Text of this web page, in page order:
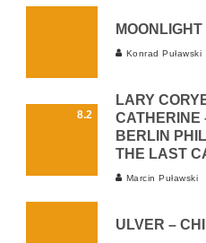
Konrad Puławski
8.2
LARY
CATHERINE
BERLIN
THE LAST
Marcin Puławski
ULVER –